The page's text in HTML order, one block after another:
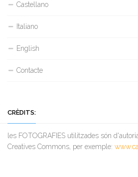
Castellano
Italiano
English
Contacte
CRÈDITS:
les FOTOGRAFIES utilitzades són
Creatives Commons, per exemple: